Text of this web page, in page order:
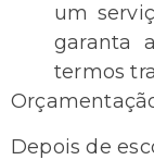
um
garanta
termos
Depois de